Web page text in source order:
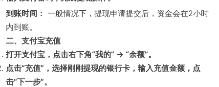
到账时间： 一般情况下，提现申请提交后，资金会在2小时
内到账。
二、支付宝充值
打开支付宝，点击右下角“我的” -> “余额”。
点击“充值”，选择刚刚提现的银行卡，输入充值金额，点
击“下一步”。